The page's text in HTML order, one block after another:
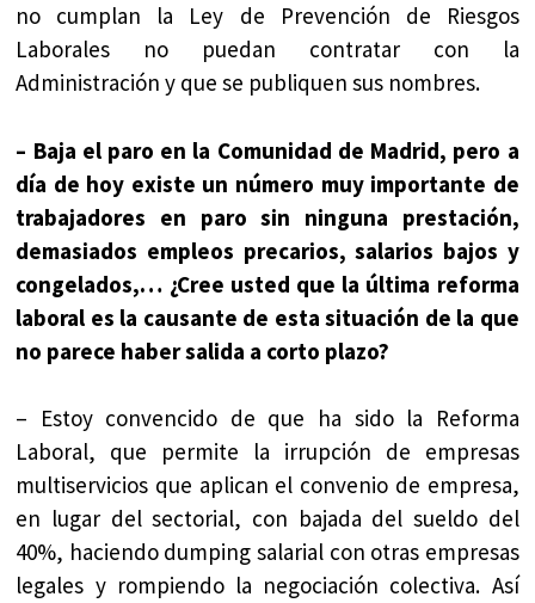
no cumplan la Ley de Prevención de Riesgos
Laborales no puedan contratar con la
Administración y que se publiquen sus nombres.
– Baja el paro en la Comunidad de Madrid, pero a
día de hoy existe un número muy importante de
trabajadores en paro sin ninguna prestación,
demasiados empleos precarios, salarios bajos y
congelados,… ¿Cree usted que la última reforma
laboral es la causante de esta situación de la que
no parece haber salida a corto plazo?
– Estoy convencido de que ha sido la Reforma
Laboral, que permite la irrupción de empresas
multiservicios que aplican el convenio de empresa,
en lugar del sectorial, con bajada del sueldo del
40%, haciendo dumping salarial con otras empresas
legales y rompiendo la negociación colectiva. Así